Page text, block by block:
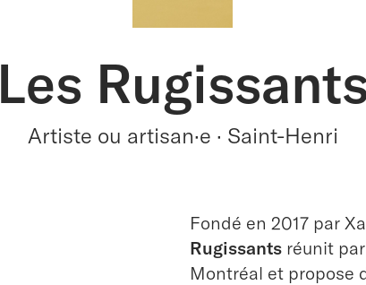
Les Rugissants
Artiste ou artisan·e · Saint-Henri
Fondé en 2017 par
Rugissants réunit
Montréal et propose